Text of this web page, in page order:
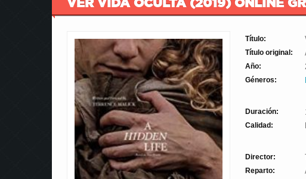
Título:
Título original:
Año:
Géneros:
Duración:
Calidad:
Director:
Reparto: